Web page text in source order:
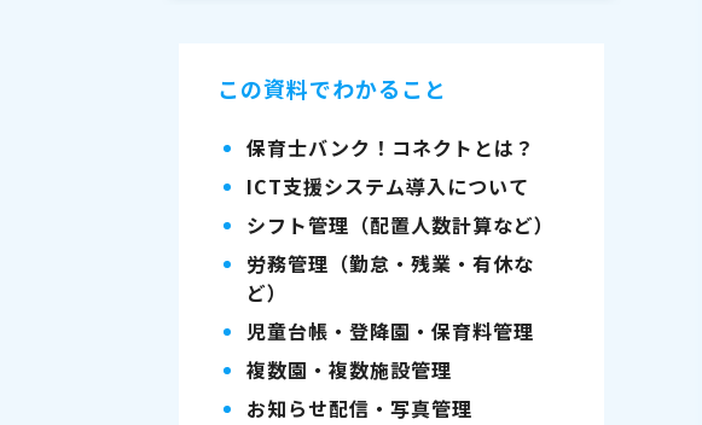
この資料でわかること
保育士バンク！コネクトとは？
ICT支援システム導入について
シフト管理（配置人数計算など）
労務管理（勤怠・残業・有休な
ど）
児童台帳・登降園・保育料管理
複数園・複数施設管理
お知らせ配信・写真管理